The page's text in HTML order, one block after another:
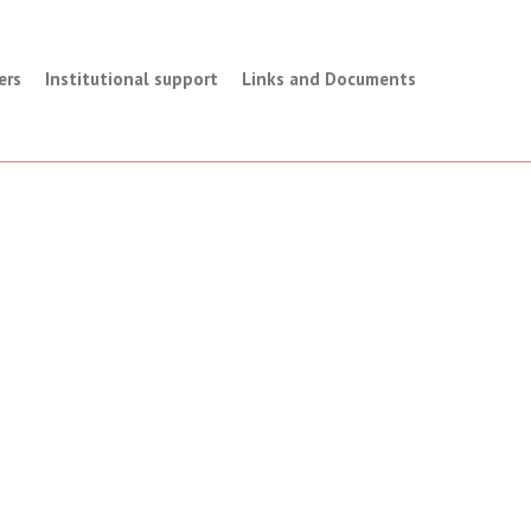
Institutional support Links and Documents